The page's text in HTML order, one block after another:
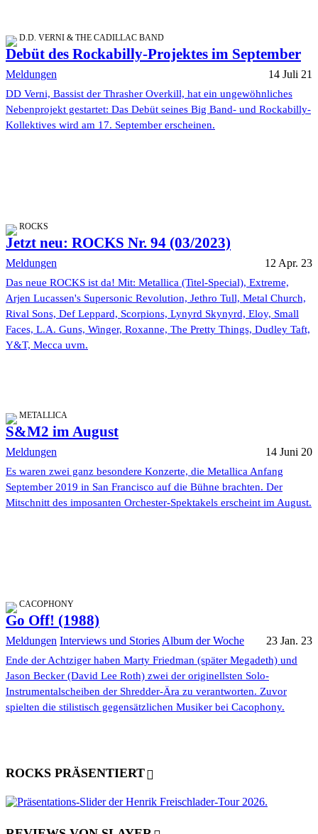
D.D. VERNI & THE CADILLAC BAND
Debüt des Rockabilly-Projektes im September
Meldungen 14 Juli 21
DD Verni, Bassist der Thrasher Overkill, hat ein ungewöhnliches
Nebenprojekt gestartet: Das Debüt seines Big Band- und Rockabilly-
Kollektives wird am 17. September erscheinen.
ROCKS
Jetzt neu: ROCKS Nr. 94 (03/2023)
Meldungen 12 Apr. 23
Das neue ROCKS ist da! Mit: Metallica (Titel-Special), Extreme,
Arjen Lucassen's Supersonic Revolution, Jethro Tull, Metal Church,
Rival Sons, Def Leppard, Scorpions, Lynyrd Skynyrd, Eloy, Small
Faces, L.A. Guns, Winger, Roxanne, The Pretty Things, Dudley Taft,
Y&T, Mecca uvm.
METALLICA
S&M2 im August
Meldungen 14 Juni 20
Es waren zwei ganz besondere Konzerte, die Metallica Anfang
September 2019 in San Francisco auf die Bühne brachten. Der
Mitschnitt des imposanten Orchester-Spektakels erscheint im August.
CACOPHONY
Go Off! (1988)
Meldungen Interviews und Stories Album der Woche 23 Jan. 23
Ende der Achtziger haben Marty Friedman (später Megadeth) und
Jason Becker (David Lee Roth) zwei der originellsten Solo-
Instrumentalscheiben der Shredder-Ära zu verantworten. Zuvor
spielten die stilistisch gegensätzlichen Musiker bei Cacophony.
ROCKS PRÄSENTIERT